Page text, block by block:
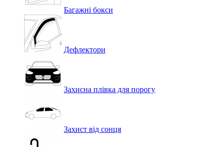
Багажні бокси
Дефлектори
Захисна плівка для порогу
Захист від сонця